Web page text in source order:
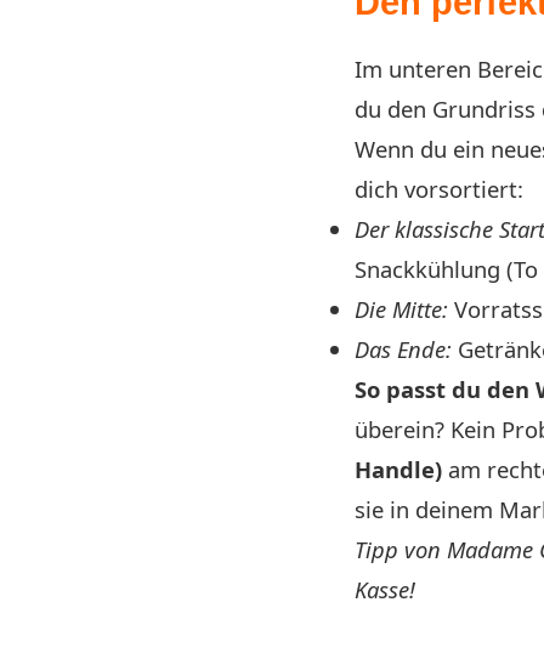
Im unteren
du den
Wenn du ein
dich vorsortiert:
Der klassische
Snackkühlung (To
Die Mitte:
Das Ende:
So passt du den
überein? Kein
Handle) am
sie in deinem
Tipp von Madame
Kasse!